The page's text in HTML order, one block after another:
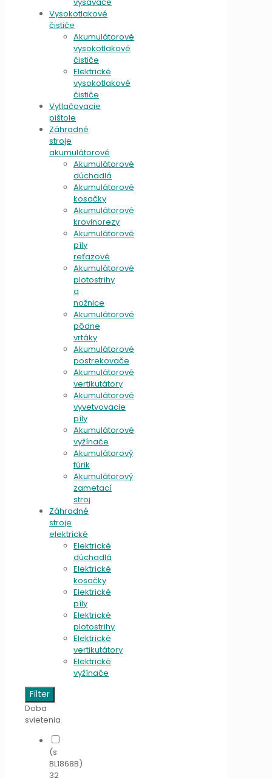
Vysokotlakové
čističe
Akumulátorové
vysokotlakové
čističe
Elektrické
vysokotlakové
čističe
Vytlačovacie
pištole
Záhradné
stroje
akumulátorové
Akumulátorové
dúchadlá
Akumulátorové
kosačky
Akumulátorové
krovinorezy
Akumulátorové
píly
reťazové
Akumulátorové
plotostrihy
a
nožnice
Akumulátorové
pôdne
vrtáky
Akumulátorové
postrekovače
Akumulátorové
vertikutátory
Akumulátorové
vyvetvovacie
píly
Akumulátorové
vyžínače
Akumulátorový
fúrik
Akumulátorový
zametací
stroj
Záhradné
stroje
elektrické
Elektrické
dúchadlá
Elektrické
kosačky
Elektrické
píly
Elektrické
plotostrihy
Elektrické
vertikutátory
Elektrické
vyžínače
Filter
Doba
svietenia
(s
BL1868B)
32